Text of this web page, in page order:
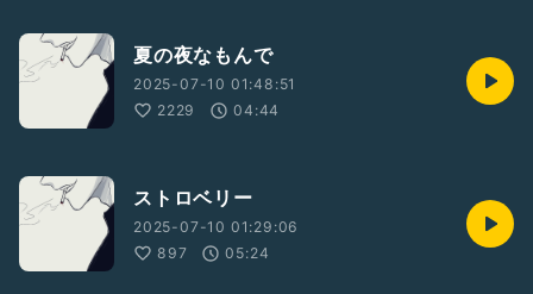
夏の夜なもんで
2025-07-10 01:48:51
2229
04:44
ストロベリー
2025-07-10 01:29:06
897
05:24